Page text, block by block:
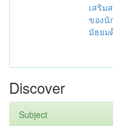
เสริม
ของนั
มัธยม
Discover
Subject